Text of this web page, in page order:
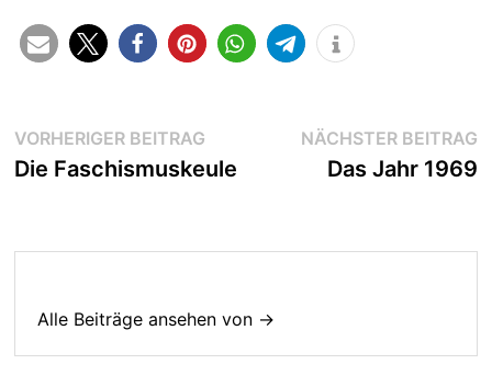
Beitragsnavigation
VORHERIGER BEITRAGVorheriger
Beitrag:
Die Faschismuskeule
NÄCHSTER BEITRAG
Das Jahr 1969
Alle Beiträge ansehen von →